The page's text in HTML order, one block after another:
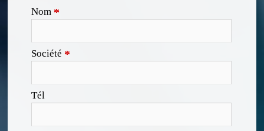
Nom *
Société *
Tél